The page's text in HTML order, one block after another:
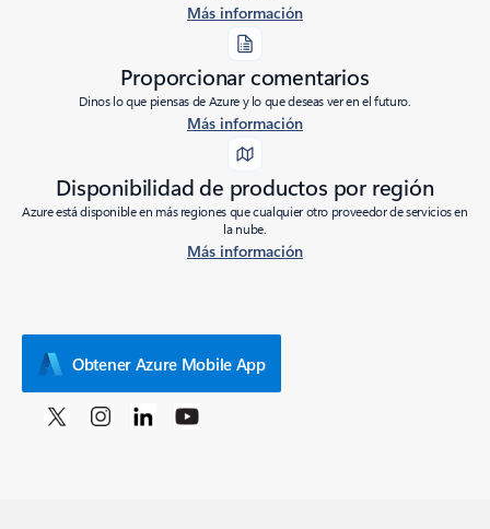
Más información
Proporcionar comentarios
Dinos lo que piensas de Azure y lo que deseas ver en el futuro.
Más información
Disponibilidad de productos por región
Azure está disponible en más regiones que cualquier otro proveedor de servicios en
la nube.
Más información
Obtener Azure Mobile App